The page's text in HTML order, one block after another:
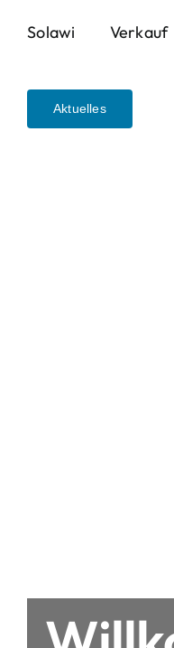
Solawi Verkauf
Aktuelles